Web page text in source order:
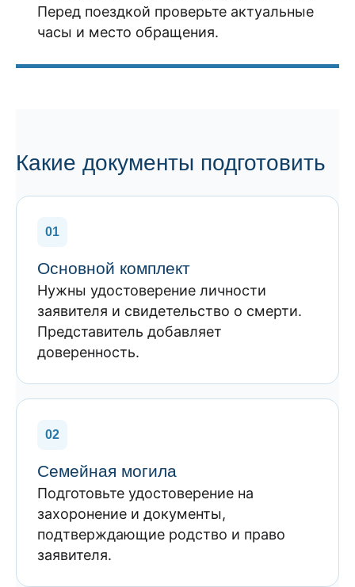
Перед поездкой проверьте актуальные
часы и место обращения.
Какие документы подготовить
01
Основной комплект
Нужны удостоверение личности
заявителя и свидетельство о смерти.
Представитель добавляет
доверенность.
02
Семейная могила
Подготовьте удостоверение на
захоронение и документы,
подтверждающие родство и право
заявителя.